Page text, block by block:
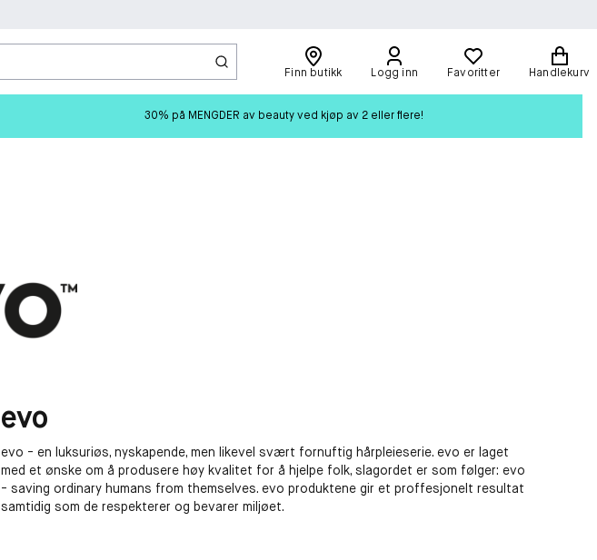
Finn butikk Logg inn Favoritter Handlekurv
30% på MENGDER av beauty ved kjøp av 2 eller flere!
evo
evo - en luksuriøs, nyskapende, men likevel svært fornuftig hårpleieserie. evo er laget
med et ønske om å produsere høy kvalitet for å hjelpe folk, slagordet er som følger: evo
- saving ordinary humans from themselves. evo produktene gir et proffesjonelt resultat
samtidig som de respekterer og bevarer miljøet.